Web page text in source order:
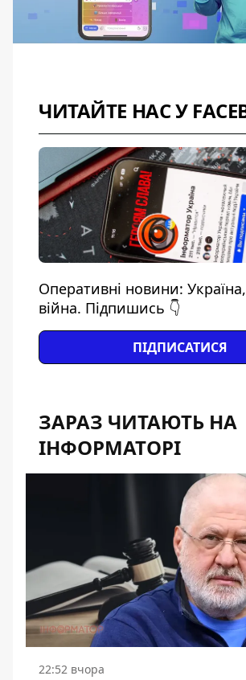
ЧИТАЙТЕ НАС У
Оперативні новини: Україна,
війна. Підпишись 👇
ПІДПИСАТИСЯ
ЗАРАЗ ЧИТАЮТЬ НА
ІНФОРМАТОРІ
22:52 вчора